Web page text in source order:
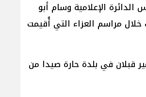
الإعلامية وسام أبو
مراسم العزاء التي أُقيمت
قبلان في بلدة حارة صيدا من